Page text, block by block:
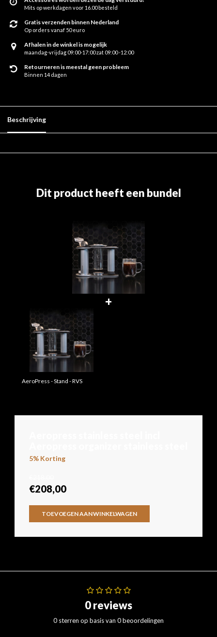
Mits op werkdagen voor 16.00 besteld
Gratis verzenden binnen Nederland
Op orders vanaf 50 euro
Afhalen in de winkel is mogelijk
maandag-vrijdag 09:00-17:00 zat 09:00 -12:00
Retourneren is meestal geen probleem
Binnen 14 dagen
Beschrijving
Dit product heeft een bundel
+
AeroPress - Stand - RVS
5% Korting
€208,00
TOEVOEGEN AAN WINKELWAGEN
0 reviews
0 sterren op basis van 0 beoordelingen